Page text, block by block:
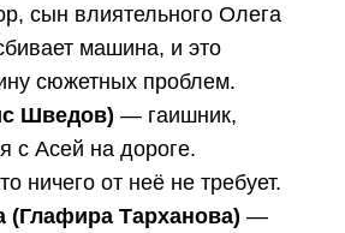
сын влиятельного Олега
машина, и это
сюжетных проблем.
Шведов) — гаишник,
с Асей на дороге.
ничего от неё не требует.
Тарханова) —